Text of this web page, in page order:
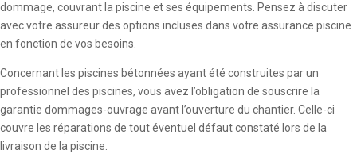
dommage, couvrant la piscine et ses équipements. Pensez à discuter
avec votre assureur des options incluses dans votre assurance piscine
en fonction de vos besoins.
Concernant les piscines bétonnées ayant été construites par un
professionnel des piscines, vous avez l’obligation de souscrire la
garantie dommages-ouvrage avant l’ouverture du chantier. Celle-ci
couvre les réparations de tout éventuel défaut constaté lors de la
livraison de la piscine.